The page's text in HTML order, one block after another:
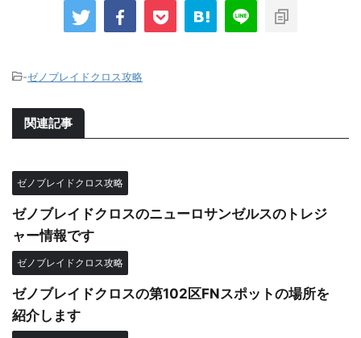
-ゼノブレイドクロス攻略
関連記事
ゼノブレイドクロス攻略
ゼノブレイドクロスのニューロサンゼルスのトレジ
ャー情報です
ゼノブレイドクロス攻略
ゼノブレイドクロスの第102区FNスポットの場所を
紹介します